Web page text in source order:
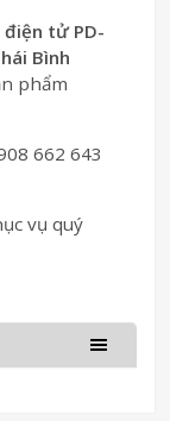
điện tử PD-
Bình
phẩm
662 643
vụ quý